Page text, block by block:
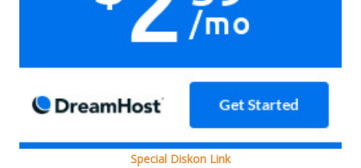
Special Diskon Link